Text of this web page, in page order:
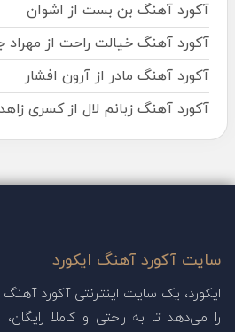
آکورد آهنگ بن بست از اشوان
آکورد آهنگ خیالت راحت از مهراد
آکورد آهنگ مادر از آرون افشار
آکورد آهنگ زبانم لال از کسری
سایت آکورد آهنگ ایکورد
ایکورد، یک سایت اینترنتی آکورد
را می‌دهد تا به راحتی و کاملا